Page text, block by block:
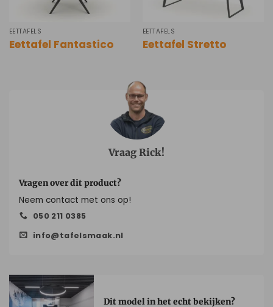
EETTAFELS
Eettafel Fantastico
EETTAFELS
Eettafel Stretto
Vraag Rick!
Vragen over dit product?
Neem contact met ons op!
050 211 0385
info@tafelsmaak.nl
Dit model in het echt bekijken?